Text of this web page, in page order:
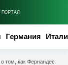
ПОРТАЛ
Германия
том, как Фернандес